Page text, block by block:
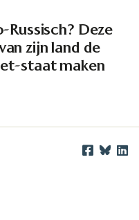
Russisch? Deze
zijn land de
staat maken